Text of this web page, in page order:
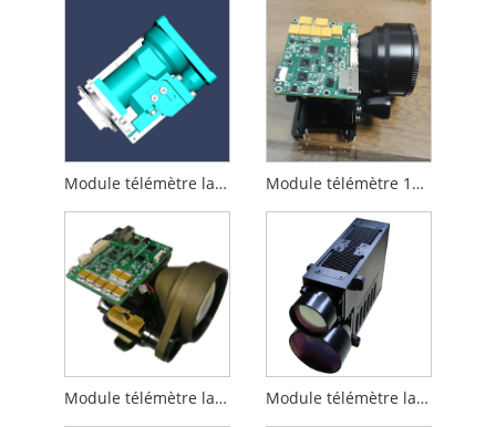
Module télémètre laser 8 km Module télémètre 15 km
Module télémètre laser 15 km Module télémètre laser 12 km